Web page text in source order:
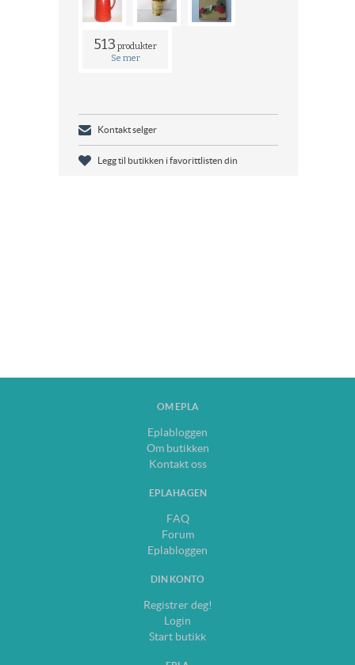
513 produkter
Se mer
Kontakt selger
Legg til butikken i favorittlisten din
OM EPLA
Eplabloggen
Om butikken
Kontakt oss
EPLAHAGEN
FAQ
Forum
Eplabloggen
DIN KONTO
Registrer deg!
Login
Start butikk